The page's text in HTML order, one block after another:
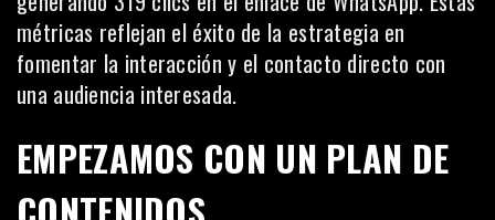
métricas reflejan el éxito de la estrategia en
fomentar la interacción y el contacto directo con
una audiencia interesada.
EMPEZAMOS CON UN PLAN DE